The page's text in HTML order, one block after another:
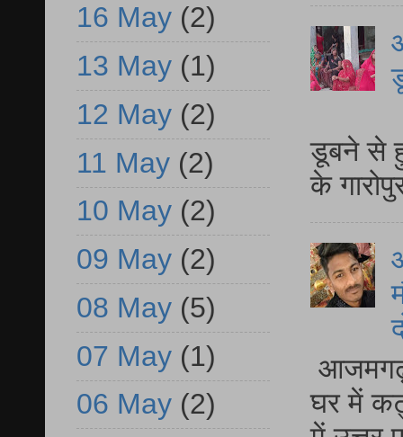
डूबने से
के
घर में
16 May (2)
13 May (1)
12 May (2)
11 May (2)
10 May (2)
09 May (2)
08 May (5)
07 May (1)
06 May (2)